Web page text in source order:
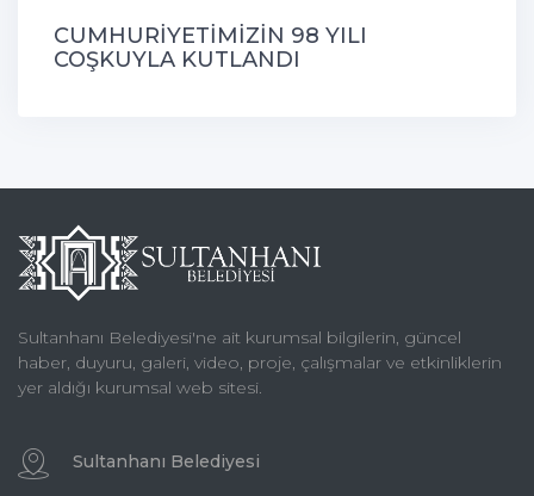
CUMHURİYETİMİZİN 98 YILI
COŞKUYLA KUTLANDI
Sultanhanı Belediyesi'ne ait kurumsal bilgilerin, güncel
haber, duyuru, galeri, video, proje, çalışmalar ve etkinliklerin
yer aldığı kurumsal web sitesi.
Sultanhanı Belediyesi